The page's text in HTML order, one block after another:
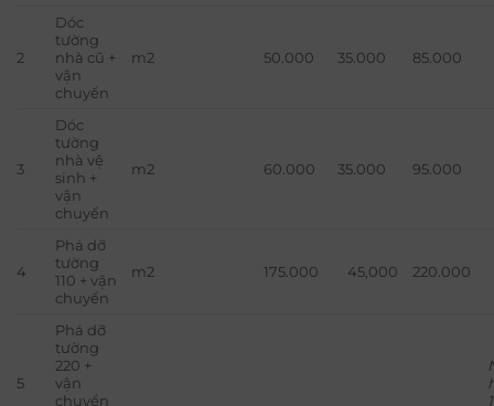
2
Dóc
tường
nhà cũ +
vận
chuyển
m2 50.000 35.000 85.000
3
Dóc
tường
nhà vệ
sinh +
vận
chuyển
m2 60.000 35.000 95.000
4
Phá dỡ
tường
110 + vận
chuyển
m2 175.000 45,000 220.000
5
Phá dỡ
tường
220 +
vận
chuyển